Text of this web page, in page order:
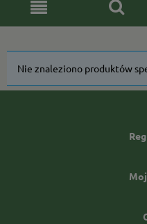
Nie znaleziono produktów